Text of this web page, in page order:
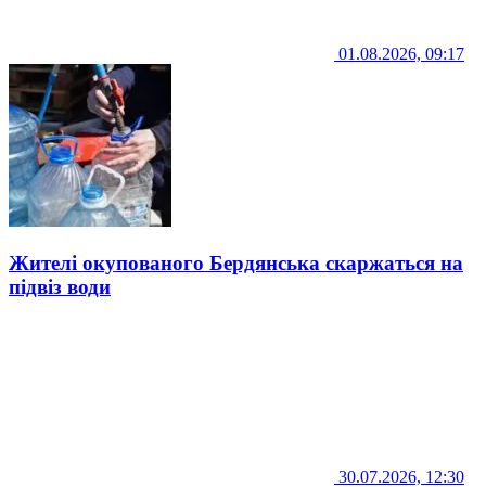
01.08.2026, 09:17
Жителі окупованого Бердянська скаржаться на
підвіз води
30.07.2026, 12:30